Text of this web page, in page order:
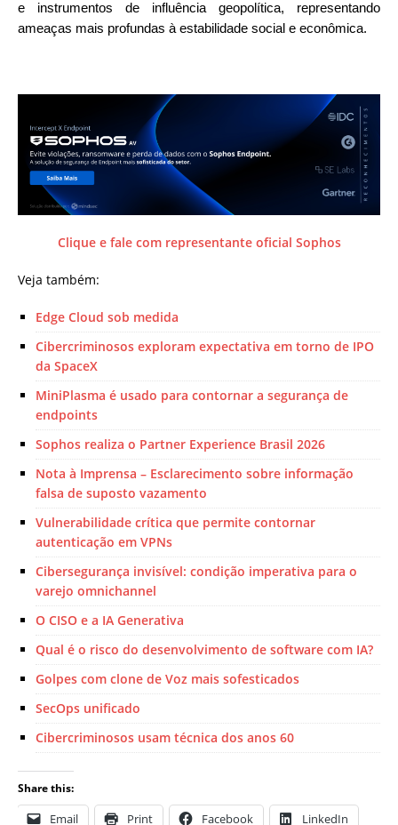
e instrumentos de influência geopolítica, representando
ameaças mais profundas à estabilidade social e econômica.
Clique e fale com representante oficial Sophos
Veja também:
Edge Cloud sob medida
Cibercriminosos exploram expectativa em torno de IPO
da SpaceX
MiniPlasma é usado para contornar a segurança de
endpoints
Sophos realiza o Partner Experience Brasil 2026
Nota à Imprensa – Esclarecimento sobre informação
falsa de suposto vazamento
Vulnerabilidade crítica que permite contornar
autenticação em VPNs
Cibersegurança invisível: condição imperativa para o
varejo omnichannel
O CISO e a IA Generativa
Qual é o risco do desenvolvimento de software com IA?
Golpes com clone de Voz mais sofesticados
SecOps unificado
Cibercriminosos usam técnica dos anos 60
Share this:
Email Print Facebook LinkedIn